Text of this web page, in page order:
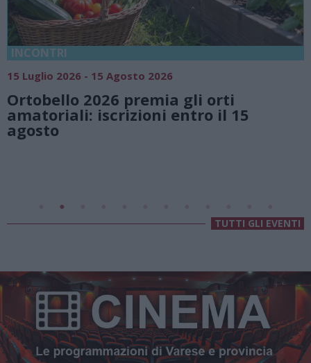
2026
premia gli orti
entro il 15
18 Luglio 2026 - 15
natura e
Lago di Lugano
TUTTI GLI EVENTI